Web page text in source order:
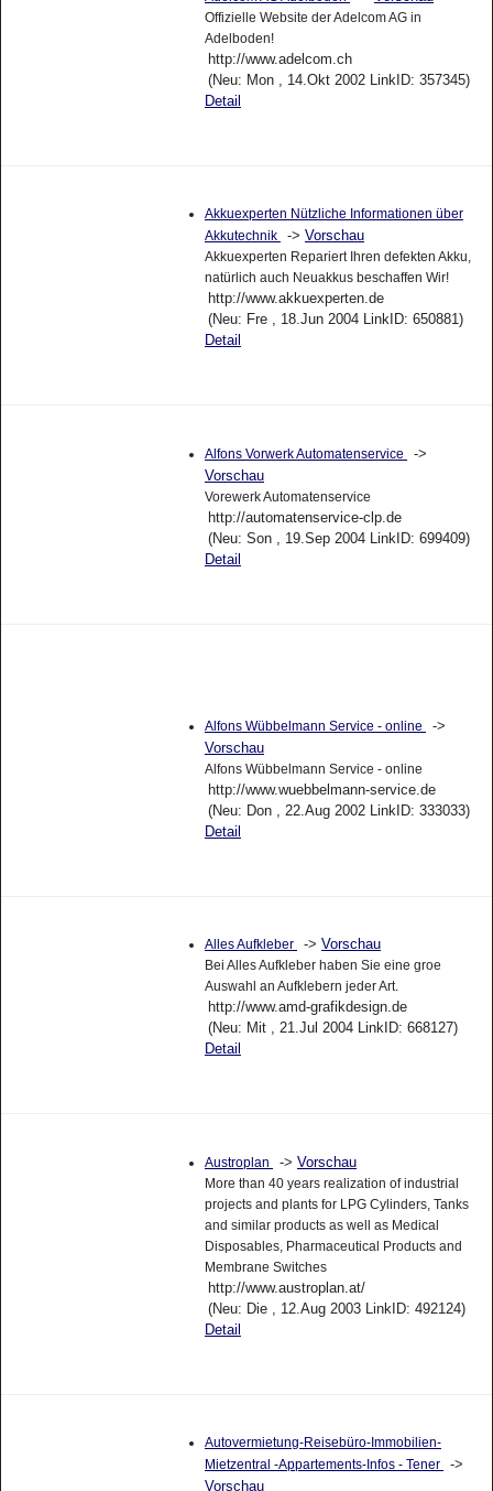
Offizielle Website der Adelcom AG in
Adelboden!
http://www.adelcom.ch
(Neu: Mon , 14.Okt 2002 LinkID: 357345)
Detail
Akkuexperten Nützliche Informationen über
Akkutechnik
-> Vorschau
Akkuexperten Repariert Ihren defekten Akku,
natürlich auch Neuakkus beschaffen Wir!
http://www.akkuexperten.de
(Neu: Fre , 18.Jun 2004 LinkID: 650881)
Detail
Alfons Vorwerk Automatenservice
->
Vorschau
Vorewerk Automatenservice
http://automatenservice-clp.de
(Neu: Son , 19.Sep 2004 LinkID: 699409)
Detail
Alfons Wübbelmann Service - online
->
Vorschau
Alfons Wübbelmann Service - online
http://www.wuebbelmann-service.de
(Neu: Don , 22.Aug 2002 LinkID: 333033)
Detail
Alles Aufkleber -> Vorschau
Bei Alles Aufkleber haben Sie eine groe
Auswahl an Aufklebern jeder Art.
http://www.amd-grafikdesign.de
(Neu: Mit , 21.Jul 2004 LinkID: 668127)
Detail
Austroplan -> Vorschau
More than 40 years realization of industrial
projects and plants for LPG Cylinders, Tanks
and similar products as well as Medical
Disposables, Pharmaceutical Products and
Membrane Switches
http://www.austroplan.at/
(Neu: Die , 12.Aug 2003 LinkID: 492124)
Detail
Autovermietung-Reisebüro-Immobilien-
Mietzentral -Appartements-Infos - Tener
->
Vorschau